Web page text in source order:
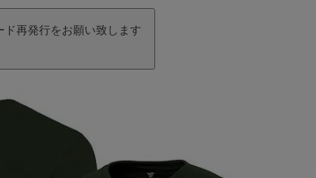
再発行をお願い致します